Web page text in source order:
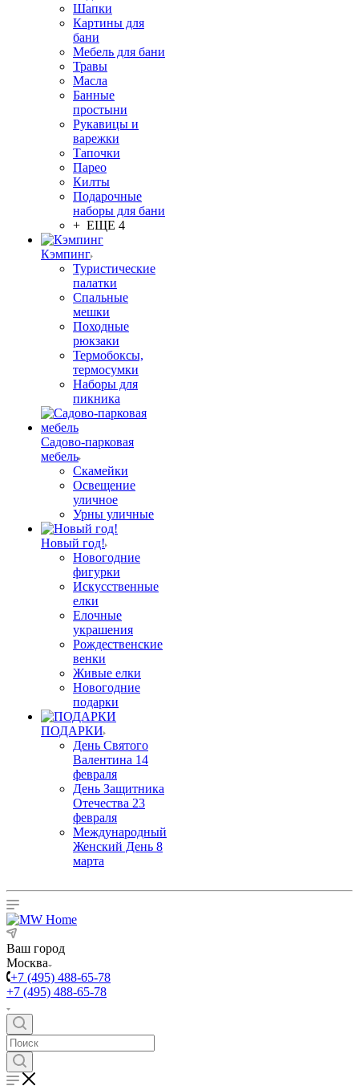
Шапки
Картины для
бани
Мебель для бани
Травы
Масла
Банные
простыни
Рукавицы и
варежки
Тапочки
Парео
Килты
Подарочные
наборы для бани
+ ЕЩЕ 4
Кэмпинг
Туристические
палатки
Спальные
мешки
Походные
рюкзаки
Термобоксы,
термосумки
Наборы для
пикника
Садово-парковая
мебель
Скамейки
Освещение
уличное
Урны уличные
Новый год!
Новогодние
фигурки
Искусственные
елки
Елочные
украшения
Рождественские
венки
Живые елки
Новогодние
подарки
ПОДАРКИ
День Святого
Валентина 14
февраля
День Защитника
Отечества 23
февраля
Международный
Женский День 8
марта
Ваш город
Москва
+7 (495) 488-65-78
+7 (495) 488-65-78